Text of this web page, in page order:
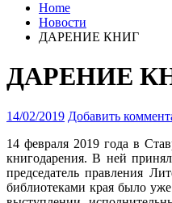
Home
Новости
ДАРЕНИЕ КНИГ
ДАРЕНИЕ
14/02/2019 Добавить
14 февраля 2019 года в
книгодарения. В ней
председатель правления
библиотеками края было